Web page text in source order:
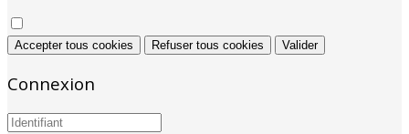
Accepter tous cookies Refuser tous cookies Valider
Connexion